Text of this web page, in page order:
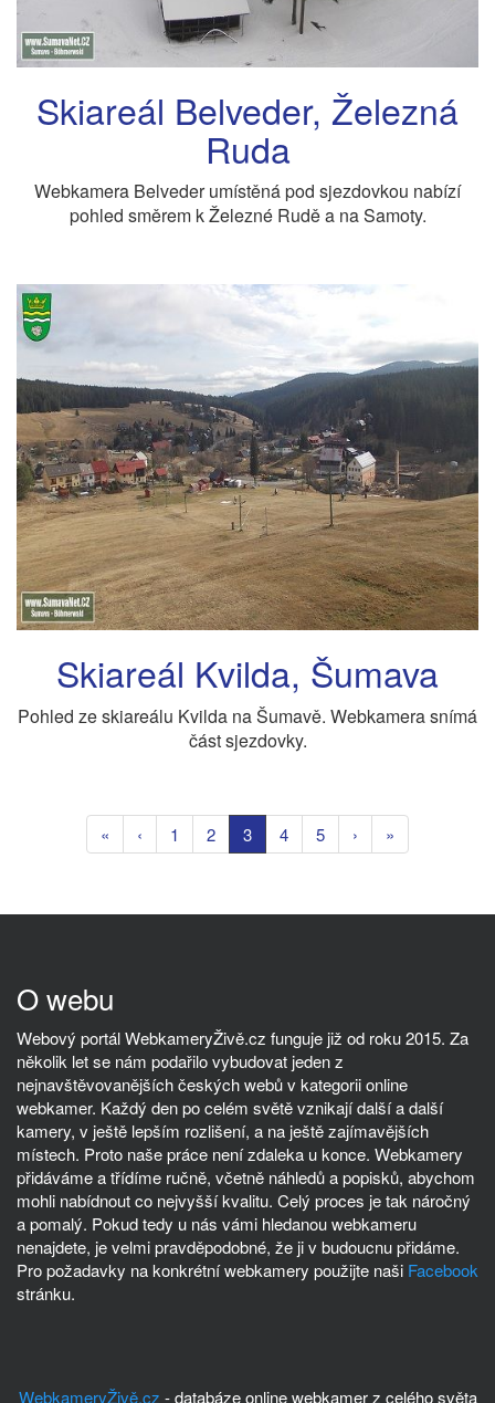
Skiareál Belveder, Železná
Ruda
Webkamera Belveder umístěná pod sjezdovkou nabízí
pohled směrem k Železné Rudě a na Samoty.
Skiareál Kvilda, Šumava
Pohled ze skiareálu Kvilda na Šumavě. Webkamera snímá
část sjezdovky.
« ‹ 1 2 3 4 5 › »
O webu
Webový portál WebkameryŽivě.cz funguje již od roku 2015. Za
několik let se nám podařilo vybudovat jeden z
nejnavštěvovanějších českých webů v kategorii online
webkamer. Každý den po celém světě vznikají další a další
kamery, v ještě lepším rozlišení, a na ještě zajímavějších
místech. Proto naše práce není zdaleka u konce. Webkamery
přidáváme a třídíme ručně, včetně náhledů a popisků, abychom
mohli nabídnout co nejvyšší kvalitu. Celý proces je tak náročný
a pomalý. Pokud tedy u nás vámi hledanou webkameru
nenajdete, je velmi pravděpodobné, že ji v budoucnu přidáme.
Pro požadavky na konkrétní webkamery použijte naši Facebook
stránku.
WebkameryŽivě.cz - databáze online webkamer z celého světa